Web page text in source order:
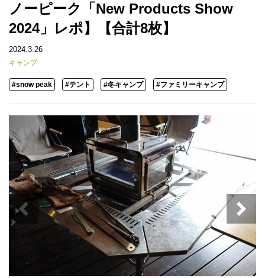
ノーピーク「New Products Show
2024」レポ】【合計8枚】
2024.3.26
キャンプ
#snow peak #テント #冬キャンプ #ファミリーキャンプ